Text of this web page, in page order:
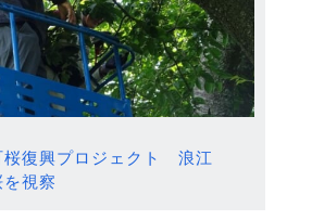
桜復興プロジェクト 浪江
視察